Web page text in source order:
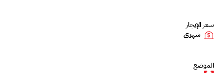
سعر الإيجار
شهري
الموضع